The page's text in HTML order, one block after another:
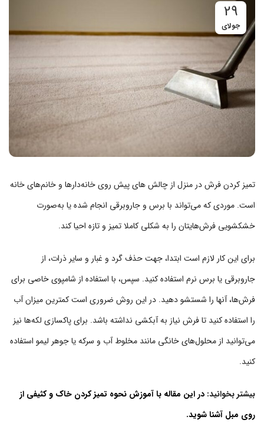
29
جولای
تمیز کردن فرش در منزل از چالش های پیش روی خانه‌دارها و خانم‌های خانه
است. موردی که می‌تواند با برس و جاروبرقی انجام شده یا به‌صورت
خشکشویی فرش‌هایتان را به شکلی کاملا تمیز و تازه احیا کند.
برای این کار لازم است ابتدا، جهت حذف گرد و غبار و سایر ذرات، از
جاروبرقی یا برس نرم استفاده کنید. سپس، با استفاده از شامپوی خاصی برای
فرش‌ها، آنها را شستشو دهید. در این روش ضروری است کمترین میزان آب
را استفاده کنید تا فرش نیاز به آبکشی نداشته باشد. برای پاکسازی لکه‌ها نیز
می‌توانید از محلول‌های خانگی مانند مخلوط آب و سرکه یا جوهر لیمو استفاده
کنید.
بیشتر بخوانید: در این مقاله با آموزش نحوه تمیز کردن خاک و کثیفی از
روی مبل آشنا شوید.